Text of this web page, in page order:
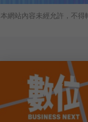
本網站內容未經允許，不得